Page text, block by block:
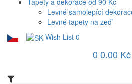
Tapety a dekorace od 90 Kč
Levné samolepící
Levné tapety na zeď
Wish List 0
0 0.00 Kč